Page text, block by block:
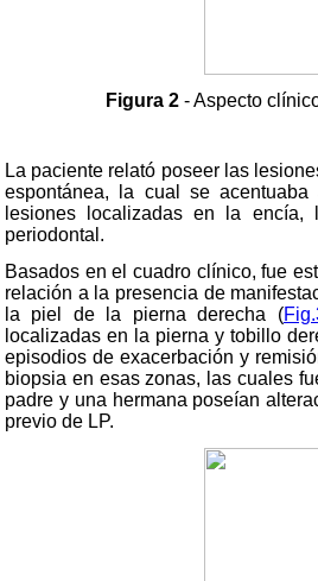
Figura 2 - Aspecto
La paciente relató poseer las
espontánea, la cual se
lesiones localizadas en la encía,
periodontal.
Basados en el cuadro clínico, fue
relación a la presencia de
la piel de la pierna derecha (
localizadas en la pierna y tobillo
episodios de exacerbación y
biopsia en esas zonas, las cuales
padre y una hermana poseían
previo de LP.